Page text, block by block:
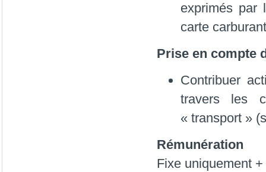
exprimés par
carte
Prise en compte
Contribuer
travers les
« transport »
Rémunération
Fixe uniquement